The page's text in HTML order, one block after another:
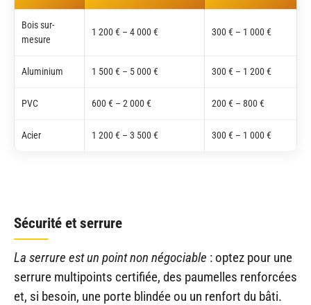
Bois sur-
mesure
1 200 € – 4 000 € 300 € – 1 000 €
Aluminium 1 500 € – 5 000 € 300 € – 1 200 €
PVC 600 € – 2 000 € 200 € – 800 €
Acier 1 200 € – 3 500 € 300 € – 1 000 €
Sécurité et serrure
La serrure est un point non négociable : optez pour une
serrure multipoints certifiée, des paumelles renforcées
et, si besoin, une porte blindée ou un renfort du bâti.